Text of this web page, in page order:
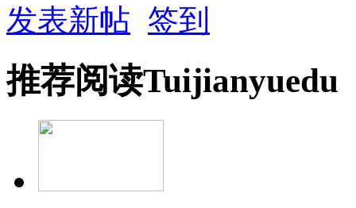
发表新帖 签到
推荐阅读Tuijianyuedu